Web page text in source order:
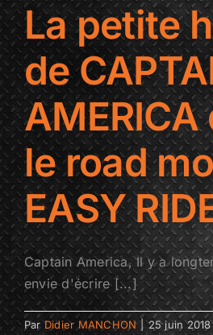
La petite
de
AMERICA
le road
EASY
Captain America, Il y a
envie d'écrire [...]
ParDidier MANCHON | 25 juin 2018